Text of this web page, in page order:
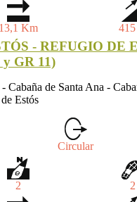
13,1 Km
- REFUGIO DE
GR 11)
Cabaña de Santa Ana -
Estós
Circular
2 2